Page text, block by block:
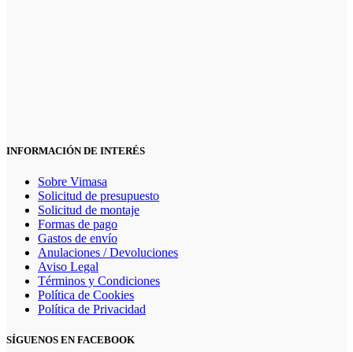
INFORMACIÓN DE INTERÉS
Sobre Vimasa
Solicitud de presupuesto
Solicitud de montaje
Formas de pago
Gastos de envío
Anulaciones / Devoluciones
Aviso Legal
Términos y Condiciones
Política de Cookies
Política de Privacidad
SÍGUENOS EN FACEBOOK